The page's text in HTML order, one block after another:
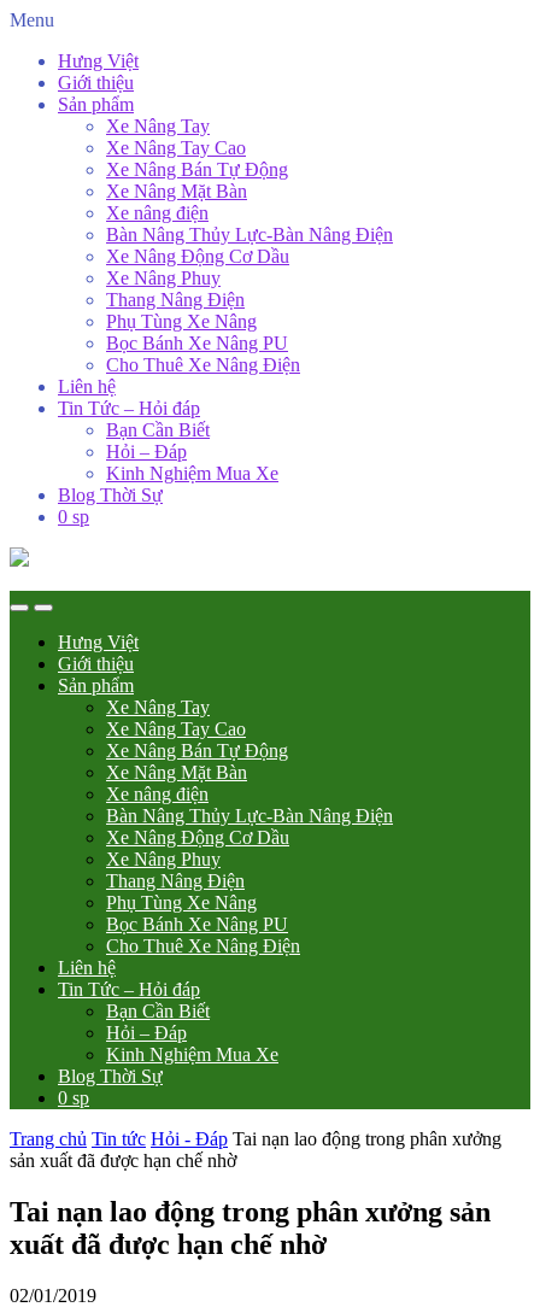
Menu
Hưng Việt
Giới thiệu
Sản phẩm
Xe Nâng Tay
Xe Nâng Tay Cao
Xe Nâng Bán Tự Động
Xe Nâng Mặt Bàn
Xe nâng điện
Bàn Nâng Thủy Lực-Bàn Nâng Điện
Xe Nâng Động Cơ Dầu
Xe Nâng Phuy
Thang Nâng Điện
Phụ Tùng Xe Nâng
Bọc Bánh Xe Nâng PU
Cho Thuê Xe Nâng Điện
Liên hệ
Tin Tức – Hỏi đáp
Bạn Cần Biết
Hỏi – Đáp
Kinh Nghiệm Mua Xe
Blog Thời Sự
0 sp
Hưng Việt
Giới thiệu
Sản phẩm
Xe Nâng Tay
Xe Nâng Tay Cao
Xe Nâng Bán Tự Động
Xe Nâng Mặt Bàn
Xe nâng điện
Bàn Nâng Thủy Lực-Bàn Nâng Điện
Xe Nâng Động Cơ Dầu
Xe Nâng Phuy
Thang Nâng Điện
Phụ Tùng Xe Nâng
Bọc Bánh Xe Nâng PU
Cho Thuê Xe Nâng Điện
Liên hệ
Tin Tức – Hỏi đáp
Bạn Cần Biết
Hỏi – Đáp
Kinh Nghiệm Mua Xe
Blog Thời Sự
0 sp
Trang chủ Tin tức Hỏi - Đáp Tai nạn lao động trong phân xưởng
sản xuất đã được hạn chế nhờ
Tai nạn lao động trong phân xưởng sản
xuất đã được hạn chế nhờ
02/01/2019